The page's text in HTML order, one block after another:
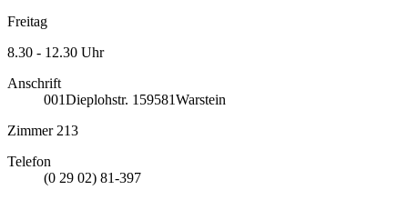
Freitag
8.30 - 12.30 Uhr
Anschrift
001Dieplohstr. 1 59581Warstein
Zimmer 213
Telefon
(0 29 02) 81-397